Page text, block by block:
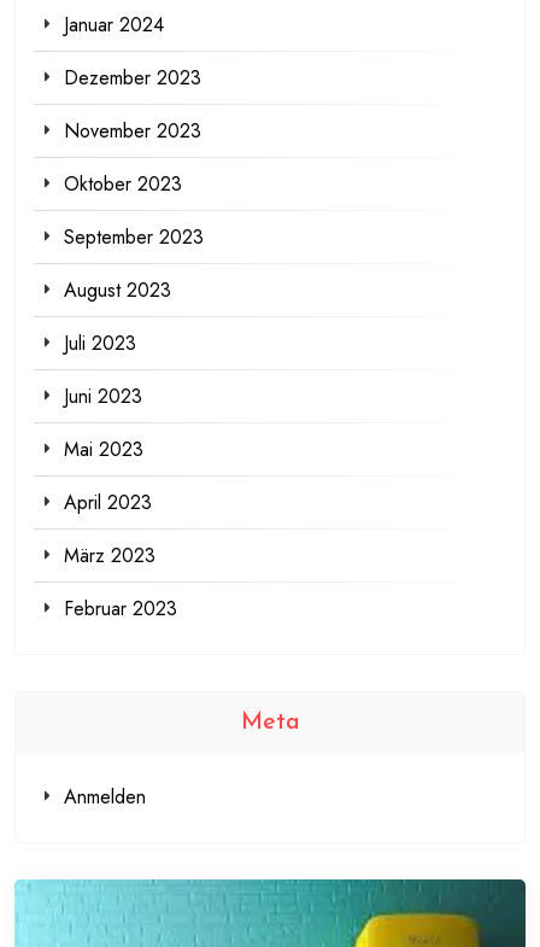
Januar 2024
Dezember 2023
November 2023
Oktober 2023
September 2023
August 2023
Juli 2023
Juni 2023
Mai 2023
April 2023
März 2023
Februar 2023
Meta
Anmelden